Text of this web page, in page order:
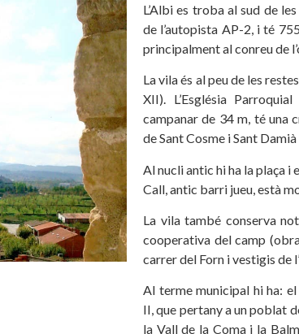
L’Albi es troba al sud de
de l’autopista AP-2, i té
principalment al conreu de
La vila és al peu de les
XII). L’Església
campanar de 34 m, té una
de Sant Cosme i Sant
Al nucli antic hi ha la plaça
Call, antic barri jueu, està
La vila també conserva
cooperativa del camp
carrer del Forn i vestigis de
Al terme municipal hi ha:
II, que pertany a un poblat
la Vall de la Coma i la